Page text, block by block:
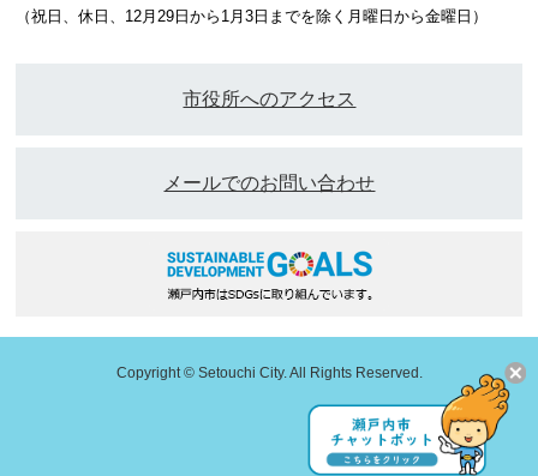
（祝日、休日、12月29日から1月3日までを除く月曜日から金曜日）
市役所へのアクセス
メールでのお問い合わせ
Copyright © Setouchi City. All Rights Reserved.